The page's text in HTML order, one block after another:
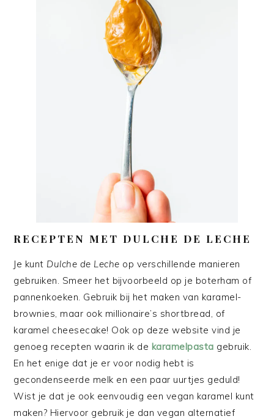
RECEPTEN MET DULCHE DE LECHE
Je kunt Dulche de Leche op verschillende manieren
gebruiken. Smeer het bijvoorbeeld op je boterham of
pannenkoeken. Gebruik bij het maken van karamel-
brownies, maar ook millionaire’s shortbread, of
karamel cheesecake! Ook op deze website vind je
genoeg recepten waarin ik de karamelpasta gebruik.
En het enige dat je er voor nodig hebt is
gecondenseerde melk en een paar uurtjes geduld!
Wist je dat je ook eenvoudig een vegan karamel kunt
maken? Hiervoor gebruik je dan vegan alternatief